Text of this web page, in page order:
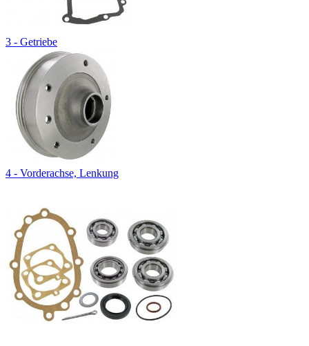
3 - Getriebe
4 - Vorderachse, Lenkung